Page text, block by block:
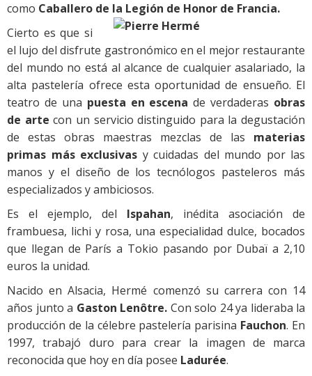
como Caballero de la Legión de Honor de Francia.
Cierto es que si
el lujo del disfrute gastronómico en el mejor restaurante
del mundo no está al alcance de cualquier asalariado, la
alta pastelería ofrece esta oportunidad de ensueño. El
teatro de una puesta en escenade verdaderas obras
de arte con un servicio distinguido para la degustación
de estas obras maestras mezclas de las materias
primas más exclusivas y cuidadas del mundo por las
manos y el diseño de los tecnólogos pasteleros más
especializados y ambiciosos.
Es el ejemplo, del Ispahan, inédita asociación de
frambuesa, lichi y rosa, una especialidad dulce, bocados
que llegan de París a Tokio pasando por Dubaï a 2,10
euros la unidad.
Nacido en Alsacia, Hermé comenzó su carrera con 14
años junto a Gaston Lenôtre. Con solo 24 ya lideraba la
producción de la célebre pastelería parisina Fauchon. En
1997, trabajó duro para crear la imagen de marca
reconocida que hoy en día posee Ladurée.